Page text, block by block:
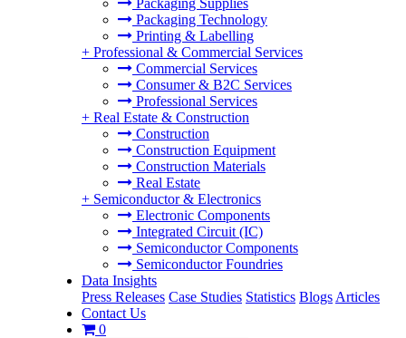
Packaging Supplies
Packaging Technology
Printing & Labelling
+ Professional & Commercial Services
Commercial Services
Consumer & B2C Services
Professional Services
+ Real Estate & Construction
Construction
Construction Equipment
Construction Materials
Real Estate
+ Semiconductor & Electronics
Electronic Components
Integrated Circuit (IC)
Semiconductor Components
Semiconductor Foundries
Data Insights
Press Releases Case Studies Statistics Blogs Articles
Contact Us
0